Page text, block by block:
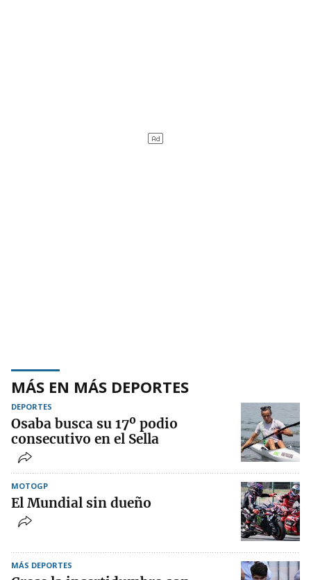
MÁS EN MÁS DEPORTES
DEPORTES
Osaba busca su 17º podio
consecutivo en el Sella
MOTOGP
El Mundial sin dueño
MÁS DEPORTES